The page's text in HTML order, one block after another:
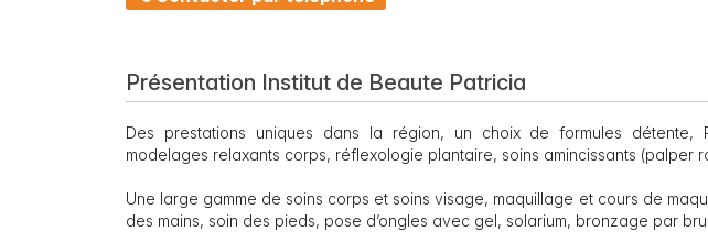
Présentation Institut de Beaute Patricia
Des prestations uniques dans la région, un choix de formules détente,
modelages relaxants corps, réflexologie plantaire, soins amincissants (palper
Une large gamme de soins corps et soins visage, maquillage et cours de
des mains, soin des pieds, pose d’ongles avec gel, solarium, bronzage par